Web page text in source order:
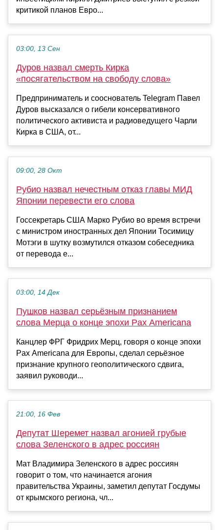
критикой планов Евро...
03:00, 13 Сен
Дуров назвал смерть Кирка
«посягательством на свободу слова»
Предприниматель и сооснователь Telegram Павел
Дуров высказался о гибели консервативного
политического активиста и радиоведущего Чарли
Кирка в США, от...
09:00, 28 Окт
Рубио назвал нечестным отказ главы МИД
Японии перевести его слова
Госсекретарь США Марко Рубио во время встречи
с министром иностранных дел Японии Тосимицу
Мотэги в шутку возмутился отказом собеседника
от перевода е...
03:00, 14 Дек
Пушков назвал серьёзным признанием
слова Мерца о конце эпохи Pax Americana
Канцлер ФРГ Фридрих Мерц, говоря о конце эпохи
Pax Americana для Европы, сделал серьёзное
признание крупного геополитического сдвига,
заявил руководи...
21:00, 16 Фев
Депутат Шеремет назвал агонией грубые
слова Зеленского в адрес россиян
Мат Владимира Зеленского в адрес россиян
говорит о том, что начинается агония
правительства Украины, заметил депутат Госдумы
от крымского региона, чл...